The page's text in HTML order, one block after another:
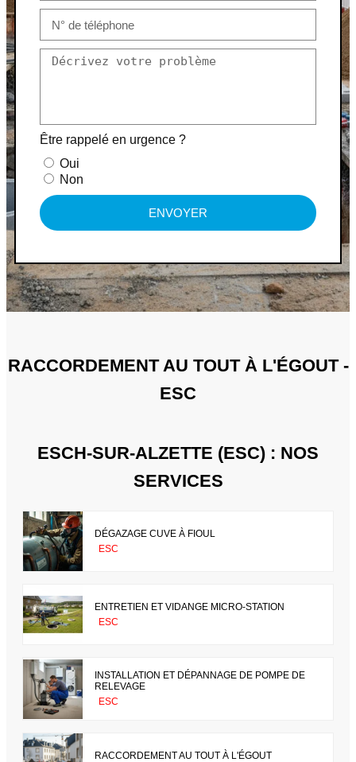
Être rappelé en urgence ?
Oui
Non
ENVOYER
RACCORDEMENT AU TOUT À L'ÉGOUT -
ESC
ESCH-SUR-ALZETTE (ESC) : NOS
SERVICES
DÉGAZAGE CUVE À FIOUL
ESC
ENTRETIEN ET VIDANGE MICRO-STATION
ESC
INSTALLATION ET DÉPANNAGE DE POMPE DE
RELEVAGE
ESC
RACCORDEMENT AU TOUT À L'ÉGOUT